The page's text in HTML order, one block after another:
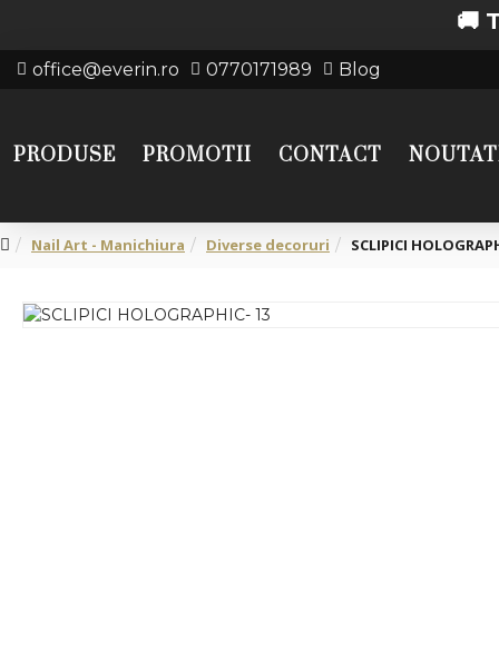
🚚
office@everin.ro 0770171989 Blog
PRODUSE PROMOTII CONTACT
Nail Art - Manichiura Diverse decoruri SCLIPICI